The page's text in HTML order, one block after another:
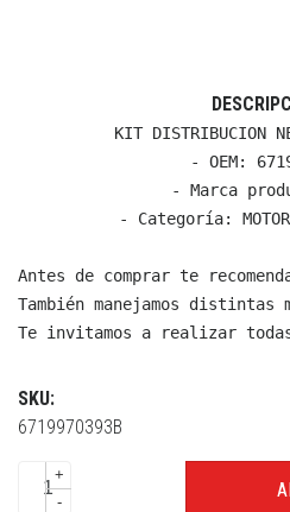
KIT DISTRIBUCION
- OEM:
- Marca
- Categoría:
Antes de comprar te
También manejamos
Te invitamos a realizar
SKU:
6719970393B
+
-